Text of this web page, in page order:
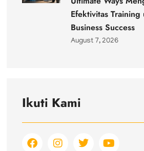
Efektivitas Training
Business Success
August 7, 2026
Ikuti Kami
F
a
I
n
T
w
Y
o